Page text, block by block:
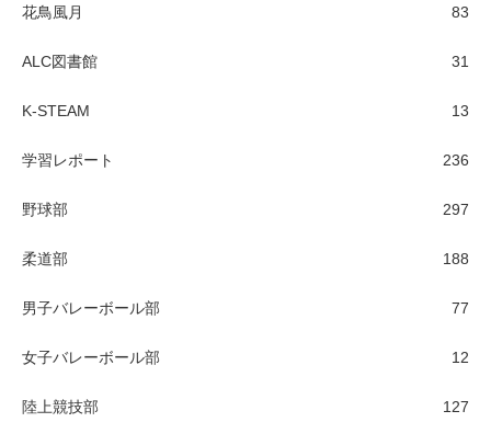
花鳥風月 83
ALC図書館 31
K-STEAM 13
学習レポート 236
野球部 297
柔道部 188
男子バレーボール部 77
女子バレーボール部 12
陸上競技部 127